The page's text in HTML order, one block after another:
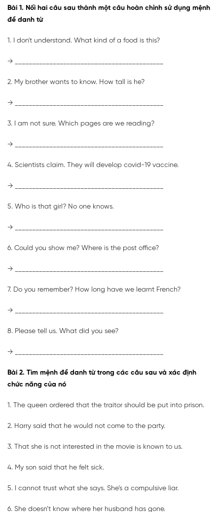
Bài 1. Nối hai câu sau thành một câu hoàn chỉnh sử dụng mệnh
đề danh từ
1. I don't understand. What kind of a food is this?
→ ___________________________________________
2. My brother wants to know. How tall is he?
→ ___________________________________________
3. I am not sure. Which pages are we reading?
→ ___________________________________________
4. Scientists claim. They will develop covid-19 vaccine.
→ ___________________________________________
5. Who is that girl? No one knows.
→ ___________________________________________
6. Could you show me? Where is the post office?
→ ___________________________________________
7. Do you remember? How long have we learnt French?
→ ___________________________________________
8. Please tell us. What did you see?
→ ___________________________________________
Bài 2. Tìm mệnh đề danh từ trong các câu sau và xác định
chức năng của nó
1. The queen ordered that the traitor should be put into prison.
2. Harry said that he would not come to the party.
3. That she is not interested in the movie is known to us.
4. My son said that he felt sick.
5. I cannot trust what she says. She’s a compulsive liar.
6. She doesn’t know where her husband has gone.